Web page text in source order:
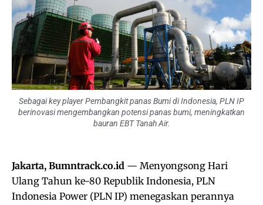
Sebagai key player Pembangkit panas Bumi di Indonesia, PLN IP
berinovasi mengembangkan potensi panas bumi, meningkatkan
bauran EBT Tanah Air.
Jakarta, Bumntrack.co.id — Menyongsong Hari
Ulang Tahun ke-80 Republik Indonesia, PLN
Indonesia Power (PLN IP) menegaskan perannya